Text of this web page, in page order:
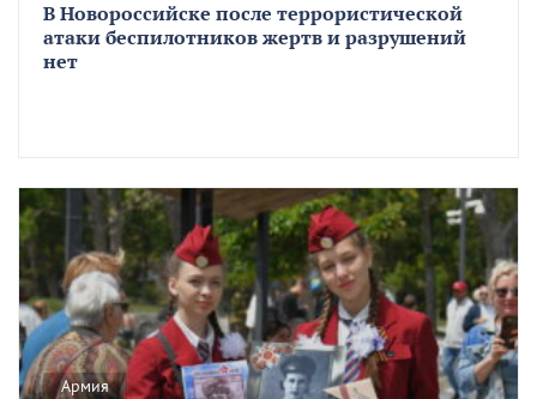
В Новороссийске после террористической
атаки беспилотников жертв и разрушений
нет
Армия